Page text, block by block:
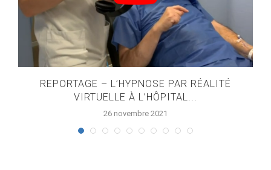
REPORTAGE – L’HYPNOSE PAR RÉALITÉ
VIRTUELLE À L’HÔPITAL...
26 novembre 2021